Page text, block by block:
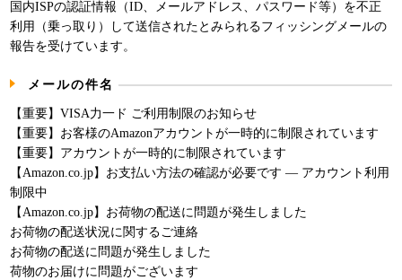
入会案内
国内ISPの認証情報（ID、メールアドレス、パスワード等）を不正
利用（乗っ取り）して送信されたとみられるフィッシングメールの
報告を受けています。
メールの件名
【重要】VISA力一ド ご利用制限のお知らせ
【重要】お客様のAmazonアカウントが一時的に制限されています
【重要】アカウントが一時的に制限されています
【Amazon.co.jp】お支払い方法の確認が必要です — アカウント利用
制限中
【Amazon.co.jp】お荷物の配送に問題が発生しました
お荷物の配送状況に関するご連絡
お荷物の配送に問題が発生しました
荷物のお届けに問題がございます